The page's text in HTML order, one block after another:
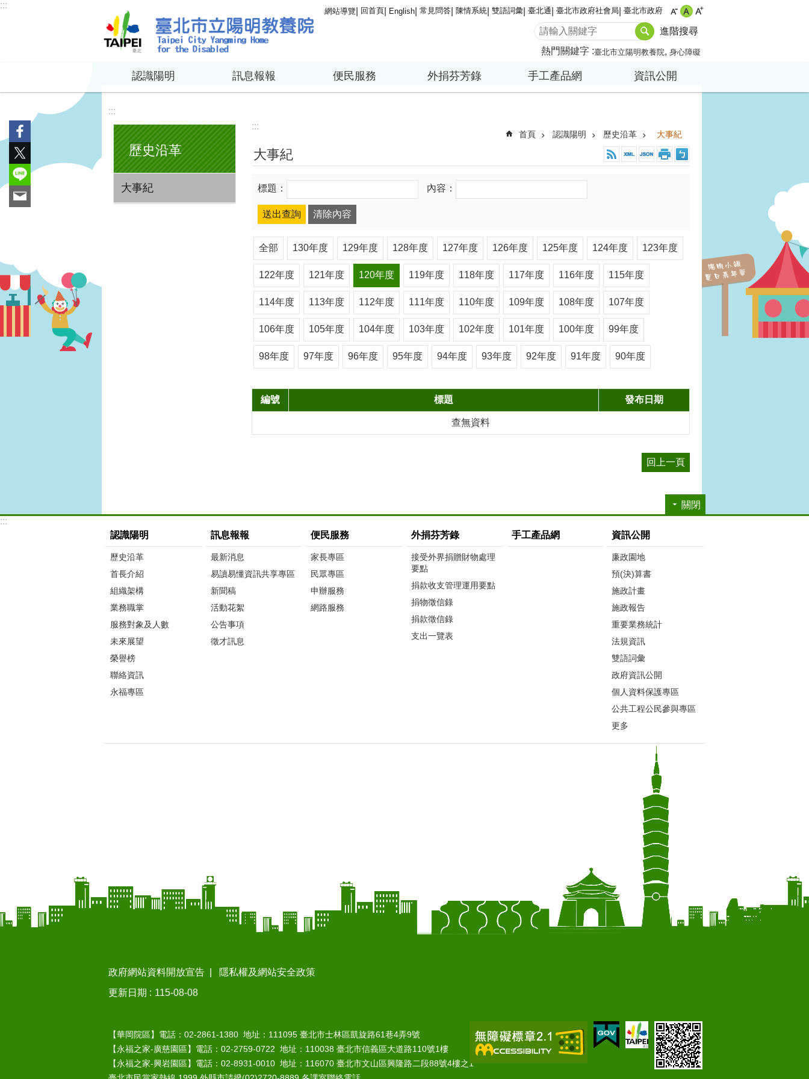
跳到主要內容區塊
:::
網站導覽 回首頁 English 常見問答 陳情系統 雙語詞彙 臺北通 臺北市政府社會局 臺北市政府
進階搜尋
熱門關鍵字 臺北市立陽明教養院 身心障礙
認識陽明 訊息報報 便民服務 外捐芬芳錄 手工產品網 資訊公開
:::
歷史沿革
大事紀
:::
首頁 認識陽明 歷史沿革 大事紀
大事紀
標題： 內容：
全部 130年度 129年度 128年度 127年度 126年度 125年度 124年度 123年度
122年度 121年度 120年度 119年度 118年度 117年度 116年度 115年度
114年度 113年度 112年度 111年度 110年度 109年度 108年度 107年度
106年度 105年度 104年度 103年度 102年度 101年度 100年度 99年度
98年度 97年度 96年度 95年度 94年度 93年度 92年度 91年度 90年度
編號 標題 發布日期
查無資料
回上一頁
關閉
:::
認識陽明
歷史沿革
首長介紹
組織架構
業務職掌
服務對象及人數
未來展望
榮譽榜
聯絡資訊
永福專區
訊息報報
最新消息
易讀易懂資訊共享專區
新聞稿
活動花絮
公告事項
徵才訊息
便民服務
家長專區
民眾專區
申辦服務
網路服務
外捐芬芳錄
接受外界捐贈財物處理
要點
捐款收支管理運用要點
捐物徵信錄
捐款徵信錄
支出一覽表
手工產品網 資訊公開
廉政園地
預(決)算書
施政計畫
施政報告
重要業務統計
法規資訊
雙語詞彙
政府資訊公開
個人資料保護專區
公共工程公民參與專區
更多
政府網站資料開放宣告
隱私權及網站安全政策
更新日期
115-08-08
【華岡院區】電話：02-2861-1380 地址：111095 臺北市士林區凱旋路61巷4弄9號
【永福之家-廣慈園區】電話：02-2759-0722 地址：110038 臺北市信義區大道路110號1樓
【永福之家-興岩園區】電話：02-8931-0010 地址：116070 臺北市文山區興隆路二段88號4樓之1